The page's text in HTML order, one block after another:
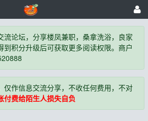
流论坛，分享楼凤兼职，桑拿洗浴，良家
到积分升级后可获取更多阅读权限。商户
仅作信息交流分享，不收任何费用，不对
付费给陌生人损失自负